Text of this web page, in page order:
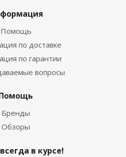
Помощь
по доставке
по гарантии
вопросы
Бренды
Обзоры
в курсе!